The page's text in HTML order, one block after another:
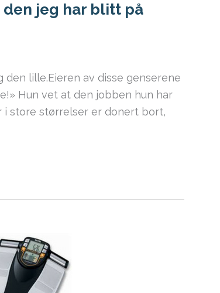
den jeg har blitt på
den lille.Eieren av disse genserene
Hun vet at den jobben hun har
store størrelser er donert bort,